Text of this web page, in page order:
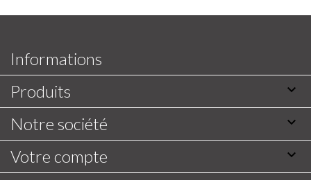
Informations
Produits

Notre société 
Votre compte 